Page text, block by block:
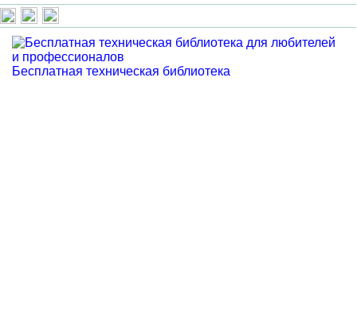
Бесплатная техническая библиотека